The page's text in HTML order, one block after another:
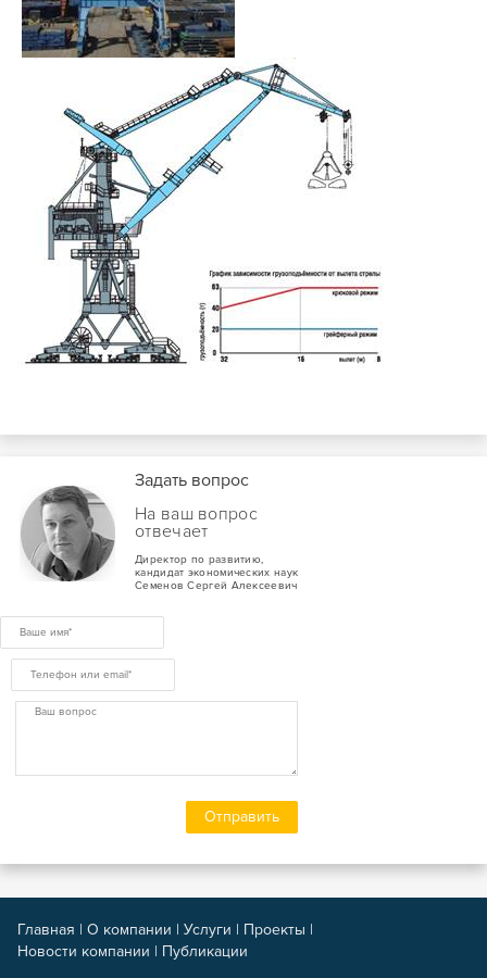
Задать вопрос
На ваш вопрос
отвечает
Директор по развитию,
кандидат экономических наук
Семенов Сергей Алексеевич
Главная | О компании | Услуги | Проекты |
Новости компании | Публикации